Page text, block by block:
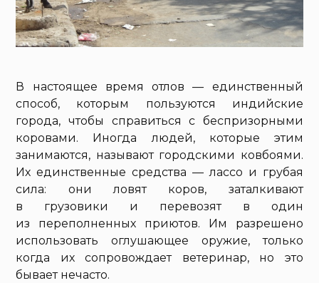
В настоящее время отлов — единственный
способ, которым пользуются индийские
города, чтобы справиться с беспризорными
коровами. Иногда людей, которые этим
занимаются, называют городскими ковбоями.
Их единственные средства — лассо и грубая
сила: они ловят коров, заталкивают
в грузовики и перевозят в один
из переполненных приютов. Им разрешено
использовать оглушающее оружие, только
когда их сопровождает ветеринар, но это
бывает нечасто.